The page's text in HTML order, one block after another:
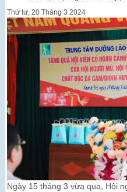
Thứ tư, 20 Tháng 3 2024
Ngày 15 tháng 3 vừa qua, Hội